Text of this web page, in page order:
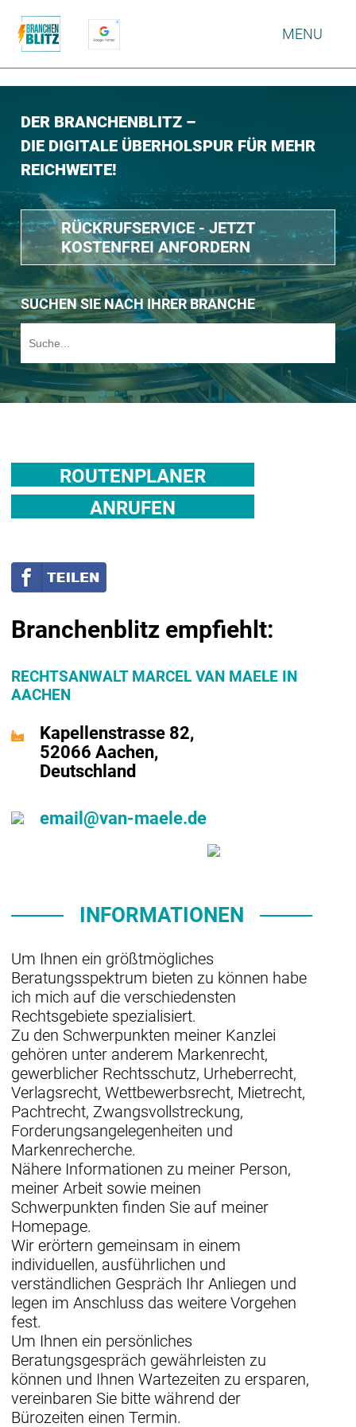
MENU
DER BRANCHENBLITZ –
DIE DIGITALE ÜBERHOLSPUR FÜR MEHR
REICHWEITE!
RÜCKRUFSERVICE - JETZT
KOSTENFREI ANFORDERN
SUCHEN SIE NACH IHRER BRANCHE
ROUTENPLANER
ANRUFEN
Branchenblitz empfiehlt:
RECHTSANWALT MARCEL VAN MAELE IN
AACHEN
Kapellenstrasse 82,
52066 Aachen,
Deutschland
email@van-maele.de
INFORMATIONEN
Um Ihnen ein größtmögliches
Beratungsspektrum bieten zu können habe
ich mich auf die verschiedensten
Rechtsgebiete spezialisiert.
Zu den Schwerpunkten meiner Kanzlei
gehören unter anderem Markenrecht,
gewerblicher Rechtsschutz, Urheberrecht,
Verlagsrecht, Wettbewerbsrecht, Mietrecht,
Pachtrecht, Zwangsvollstreckung,
Forderungsangelegenheiten und
Markenrecherche.
Nähere Informationen zu meiner Person,
meiner Arbeit sowie meinen
Schwerpunkten finden Sie auf meiner
Homepage.
Wir erörtern gemeinsam in einem
individuellen, ausführlichen und
verständlichen Gespräch Ihr Anliegen und
legen im Anschluss das weitere Vorgehen
fest.
Um Ihnen ein persönliches
Beratungsgespräch gewährleisten zu
können und Ihnen Wartezeiten zu ersparen,
vereinbaren Sie bitte während der
Bürozeiten einen Termin.